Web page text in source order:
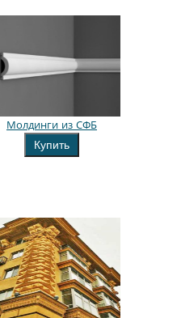
Молдинги из СФБ
Купить